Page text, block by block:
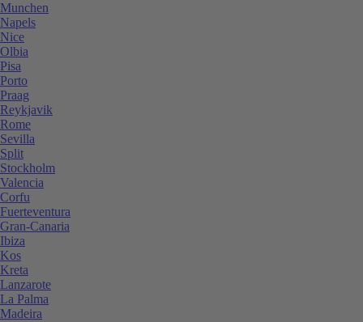
Munchen
Napels
Nice
Olbia
Pisa
Porto
Praag
Reykjavik
Rome
Sevilla
Split
Stockholm
Valencia
Corfu
Fuerteventura
Gran-Canaria
Ibiza
Kos
Kreta
Lanzarote
La Palma
Madeira